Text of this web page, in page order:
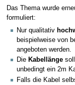
Das Thema wurde
formuliert:
Nur qualitativ
beispielweise von
angeboten werden.
Die Kabellänge
unbedingt ein 2m
Falls die Kabel